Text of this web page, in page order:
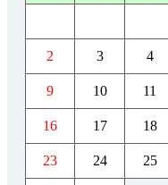
2 3 4
9 10 11
16 17 18
23 24 25